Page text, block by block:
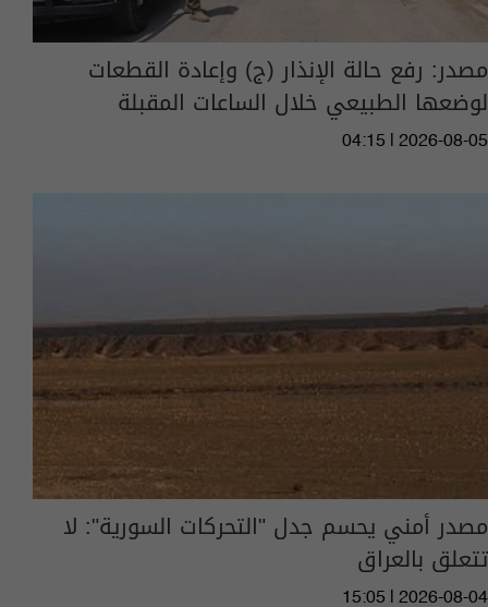
مصدر: رفع حالة الإنذار (ج) وإعادة القطعات
لوضعها الطبيعي خلال الساعات المقبلة
04:15 | 2026-08-05
مصدر أمني يحسم جدل "‏التحركات السورية": لا
تتعلق بالعراق
15:05 | 2026-08-04